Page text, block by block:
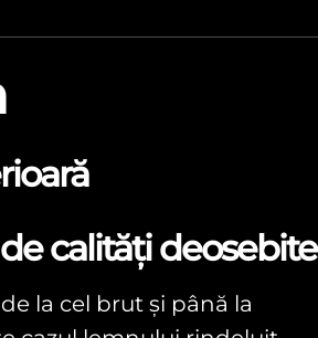
calități deosebite
la cel brut și până la